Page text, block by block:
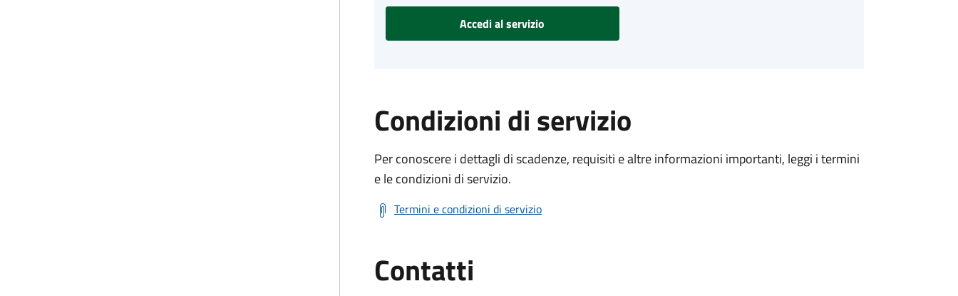
Accedi al servizio
Condizioni di servizio
Per conoscere i dettagli di scadenze, requisiti e altre informazioni importanti, leggi i termini
e le condizioni di servizio.
Termini e condizioni di servizio
Contatti